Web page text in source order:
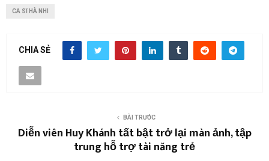
CA SĨ HÀ NHI
CHIA SẺ
BÀI TRƯỚC
Diễn viên Huy Khánh tất bật trở lại màn ảnh, tập
trung hỗ trợ tài năng trẻ